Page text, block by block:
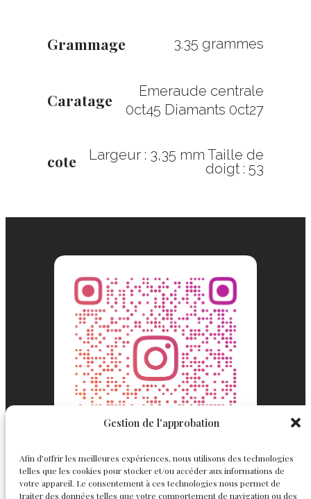
Gestion de l'approbation
Afin d’offrir les meilleures expériences, nous utilisons des technologies
telles que les cookies pour stocker et/ou accéder aux informations de
votre appareil. Le consentement à ces technologies nous permet de
traiter des données telles que votre comportement de navigation ou des
Grammage 3.35 grammes
Caratage
Emeraude centrale
0ct45 Diamants 0ct27
cote
Largeur : 3,35 mm Taille de
doigt : 53